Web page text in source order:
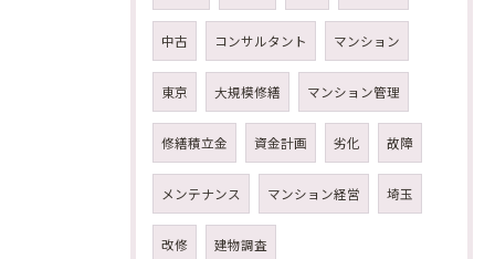
中古 コンサルタント マンション
東京 大規模修繕 マンション管理
修繕積立金 資金計画 劣化 故障
メンテナンス マンション経営 埼玉
改修 建物調査